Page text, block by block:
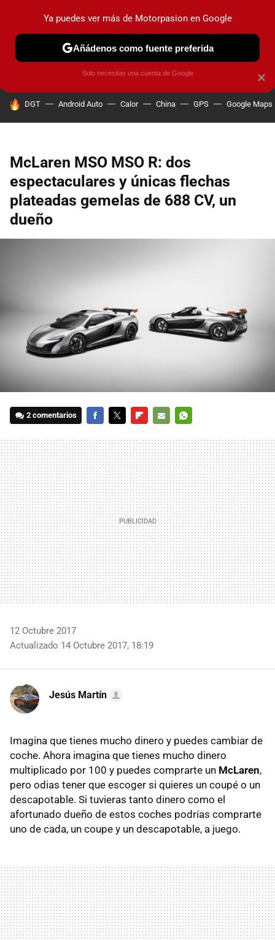
PRUEBAS COCHES ELÉCTRICOS OBSERVATORIO
HOY SE HABLA DE
DGT Android Auto Calor China GPS Google Maps
McLaren MSO MSO R: dos
espectaculares y únicas flechas
plateadas gemelas de 688 CV, un
dueño
2 comentarios
MAIL
12 Octubre 2017
Actualizado 14 Octubre 2017, 18:19
Jesús Martín
Imagina que tienes mucho dinero y puedes cambiar de
coche. Ahora imagina que tienes mucho dinero
multiplicado por 100 y puedes comprarte un McLaren,
pero odias tener que escoger si quieres un coupé o un
descapotable. Si tuvieras tanto dinero como el
afortunado dueño de estos coches podrías comprarte
uno de cada, un coupe y un descapotable, a juego.
×
Ya puedes ver más de Motorpasion en Google
Añádenos como fuente preferida
Solo necesitas una cuenta de Google